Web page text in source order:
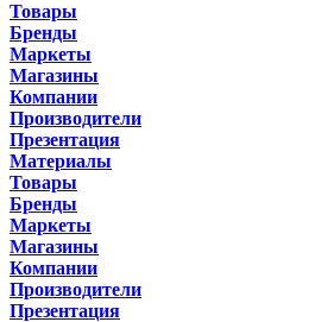
Товары
Бренды
Маркеты
Магазины
Компании
Производители
Презентация
Материалы
Товары
Бренды
Маркеты
Магазины
Компании
Производители
Презентация